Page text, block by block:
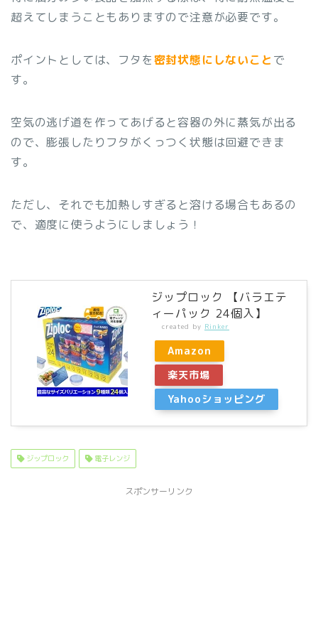
超えてしまうこともありますので注意が必要です。
ポイントとしては、フタを密封状態にしないことで
す。
空気の逃げ道を作ってあげると容器の外に蒸気が出る
ので、膨張したりフタがくっつく状態は回避できま
す。
ただし、それでも加熱しすぎると溶ける場合もあるの
で、適度に使うようにしましょう！
ジップロック 【バラエテ
ィーパック 24個入】
created by Rinker
Amazon
楽天市場
Yahooショッピング
ジップロック 電子レンジ
スポンサーリンク